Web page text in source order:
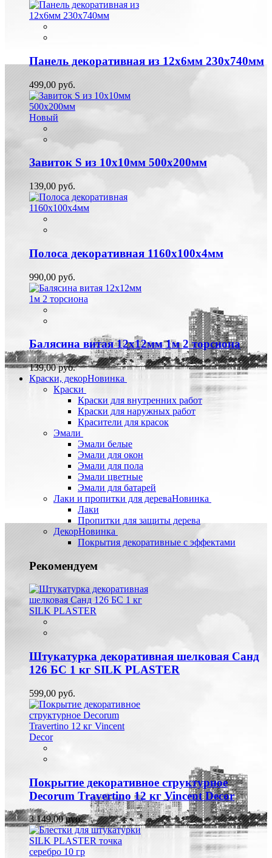
Панель декоративная из 12х6мм 230х740мм
499,00 руб.
Новый
Завиток S из 10х10мм 500х200мм
139,00 руб.
Полоса декоративная 1160х100х4мм
990,00 руб.
Балясина витая 12х12мм 1м 2 торсиона
139,00 руб.
Краски, декорНовинка
Краски
Краски для внутренних работ
Краски для наружных работ
Красители для красок
Эмали
Эмали белые
Эмали для окон
Эмали для пола
Эмали цветные
Эмали для батарей
Лаки и пропитки для дереваНовинка
Лаки
Пропитки для защиты дерева
ДекорНовинка
Покрытия декоративные с эффектами
Рекомендуем
Штукатурка декоративная шелковая Санд
126 БС 1 кг SILK PLASTER
599,00 руб.
Покрытие декоративное структурное
Decorum Travertino 12 кг Vincent Decor
3 149,00 руб.